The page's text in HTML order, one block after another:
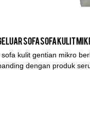
kulit gentian mikro
dengan produk